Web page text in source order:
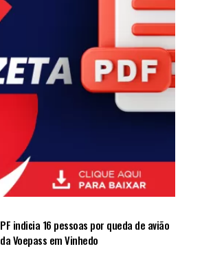
PF indicia 16 pessoas por queda de avião
da Voepass em Vinhedo